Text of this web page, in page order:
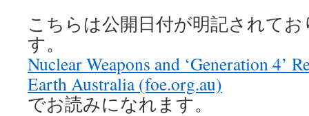
こちらは公開日付が明記されてお
す。
Nuclear Weapons and ‘Generation 4’
Earth Australia (foe.org.au)
でお読みになれます。